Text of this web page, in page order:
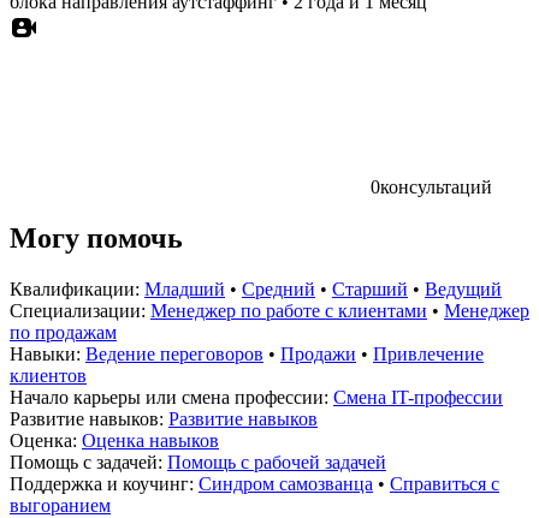
0консультаций
Могу помочь
Квалификации: Младший • Средний • Старший • Ведущий
Специализации: Менеджер по работе с клиентами • Менеджер
по продажам
Навыки: Ведение переговоров • Продажи • Привлечение
клиентов
Начало карьеры или смена профессии: Смена IT-профессии
Развитие навыков: Развитие навыков
Оценка: Оценка навыков
Помощь с задачей: Помощь с рабочей задачей
Поддержка и коучинг: Синдром самозванца • Справиться с
выгоранием